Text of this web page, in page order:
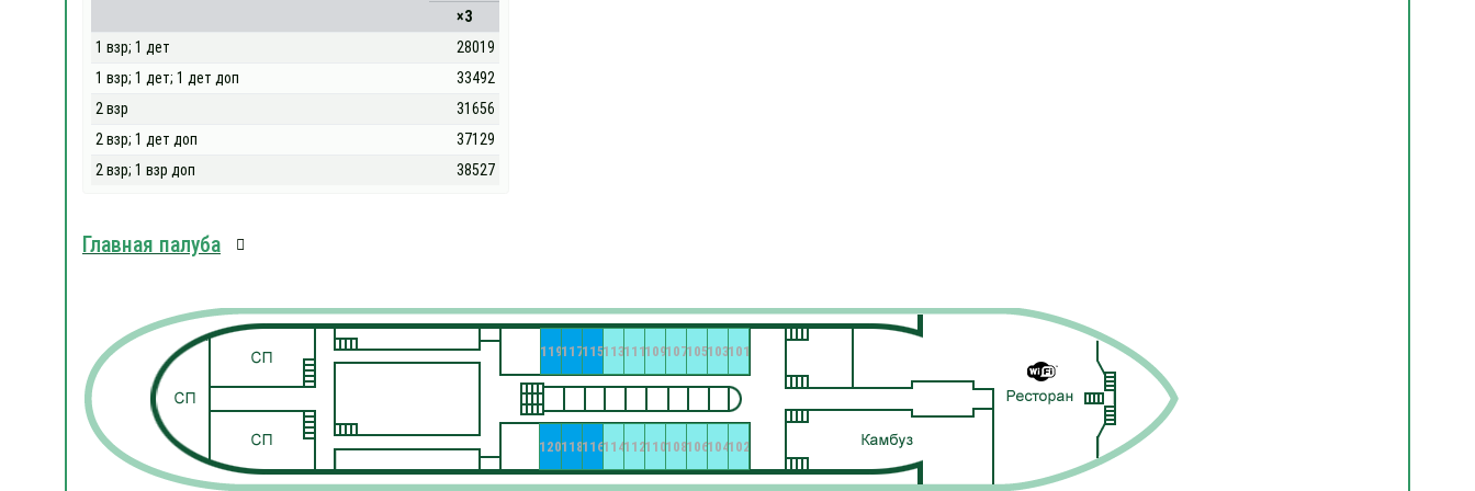
×3
1 взр; 1 дет
28019
1 взр; 1 дет; 1 дет доп
33492
2 взр
31656
2 взр; 1 дет доп
37129
2 взр; 1 взр доп
38527
Главная палуба
101
102
103
104
105
106
107
108
109
110
111
112
113
114
115
116
117
118
119
120